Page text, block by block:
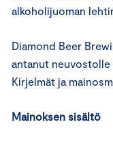
alkoholijuoman
Diamond Beer
antanut neuvostolle
Kirjelmät ja
Mainoksen sisältö